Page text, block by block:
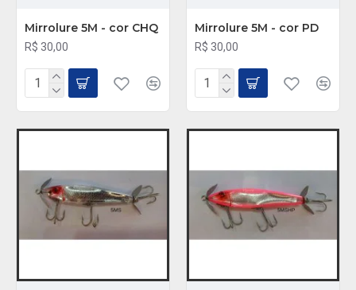
Mirrolure 5M - cor CHQ
R$ 30,00
Mirrolure 5M - cor PD
R$ 30,00